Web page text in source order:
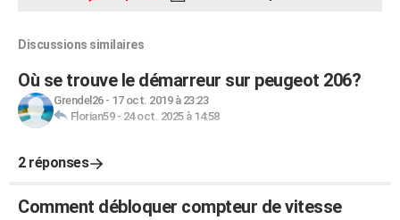
Discussions similaires
Où se trouve le démarreur sur peugeot 206?
Grendel26- 17 oct. 2019 à 23:23
Florian59- 24 oct. 2025 à 14:58
2 réponses
Comment débloquer compteur de vitesse